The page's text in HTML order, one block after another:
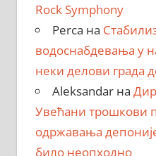
Rock Symphony
Perca на
водоснабдевања у
неки делови града
Aleksandarна
Увећани трошкови
одржавања
било неопходно